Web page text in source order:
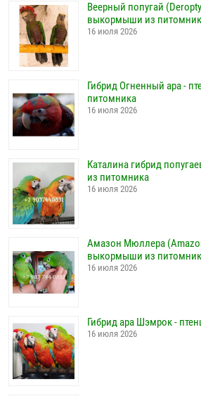
Веерный попугай
выкормыши из
16 июля 2026
Гибрид Огненный ара -
питомника
16 июля 2026
Каталина гибрид
из питомника
16 июля 2026
Амазон Мюллера
выкормыши из
16 июля 2026
Гибрид ара Шэмрок -
16 июля 2026